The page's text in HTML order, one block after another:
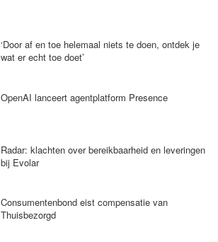
‘Door af en toe helemaal niets te doen, ontdek je
wat er echt toe doet’
OpenAI lanceert agentplatform Presence
Radar: klachten over bereikbaarheid en leveringen
bij Evolar
Consumentenbond eist compensatie van
Thuisbezorgd